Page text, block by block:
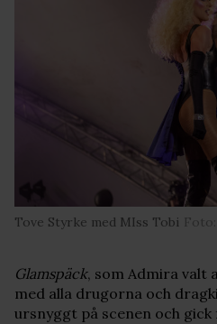
Tove Styrke med MIss Tobi
Glamspäck, som Admira valt
med alla drugorna och
ursnyggt på scenen och